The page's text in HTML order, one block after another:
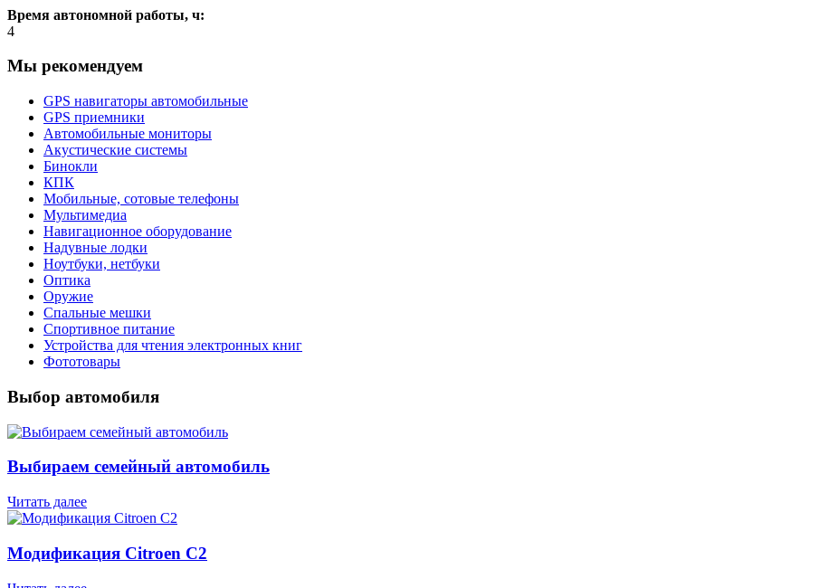
Время автономной работы, ч:
4
Мы рекомендуем
GPS навигаторы автомобильные
GPS приемники
Автомобильные мониторы
Акустические системы
Бинокли
КПК
Мобильные, сотовые телефоны
Мультимедиа
Навигационное оборудование
Надувные лодки
Ноутбуки, нетбуки
Оптика
Оружие
Спальные мешки
Спортивное питание
Устройства для чтения электронных книг
Фототовары
Выбор автомобиля
Выбираем семейный автомобиль
Читать далее
Модификация Citroen С2